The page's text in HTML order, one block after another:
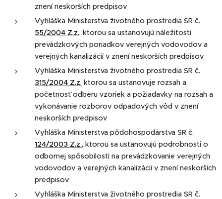
znení neskorších predpisov
Vyhláška Ministerstva životného prostredia SR č.
55/2004 Z.z., ktorou sa ustanovujú náležitosti
prevádzkových poriadkov verejných vodovodov a
verejných kanalizácií v znení neskorších predpisov
Vyhláška Ministerstva životného prostredia SR č.
315/2004 Z.z. ktorou sa ustanovuje rozsah a
početnosť odberu vzoriek a požiadavky na rozsah a
vykonávanie rozborov odpadových vôd v znení
neskorších predpisov
Vyhláška Ministerstva pôdohospodárstva SR č.
124/2003 Z.z., ktorou sa ustanovujú podrobnosti o
odbornej spôsobilosti na prevádzkovanie verejných
vodovodov a verejných kanalizácií v znení neskorších
predpisov
Vyhláška Ministerstva životného prostredia SR č.